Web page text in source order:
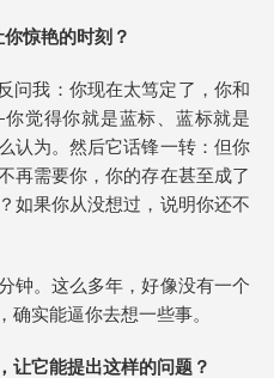
惊艳的时刻？
问我：你现在太笃定了，你和
觉得你就是蓝标、蓝标就是
认为。然后它话锋一转：但你
再需要你，你的存在甚至成了
如果你从没想过，说明你还不
钟。这么多年，好像没有一个
确实能逼你去想一些事。
让它能提出这样的问题？